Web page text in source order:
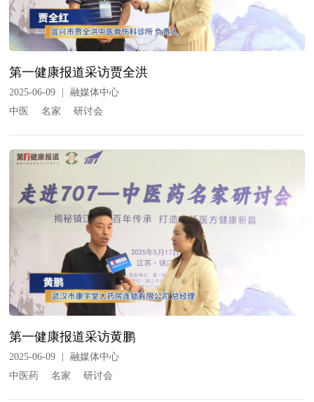
第一健康报道采访贾全洪
2025-06-09
融媒体中心
中医
名家 研讨会
第一健康报道采访黄鹏
2025-06-09
融媒体中心
中医药
名家 研讨会